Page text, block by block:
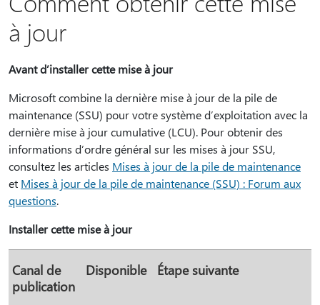
à jour
Avant d’installer cette mise à jour
Microsoft combine la dernière mise à jour de la pile de
maintenance (SSU) pour votre système d’exploitation avec la
dernière mise à jour cumulative (LCU). Pour obtenir des
informations d’ordre général sur les mises à jour SSU,
consultez les articles Mises à jour de la pile de maintenance
et Mises à jour de la pile de maintenance (SSU) : Forum aux
questions.
Installer cette mise à jour
Canal de
publication
Disponible Étape suivante